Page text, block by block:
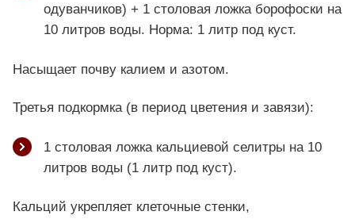
одуванчиков) + 1 столовая ложка борофоски на
10 литров воды. Норма: 1 литр под куст.
Насыщает почву калием и азотом.
Третья подкормка (в период цветения и завязи):
1 столовая ложка кальциевой селитры на 10
литров воды (1 литр под куст).
Кальций укрепляет клеточные стенки,